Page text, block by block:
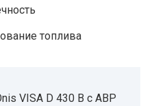
топлива
VISA D 430 B с АВР